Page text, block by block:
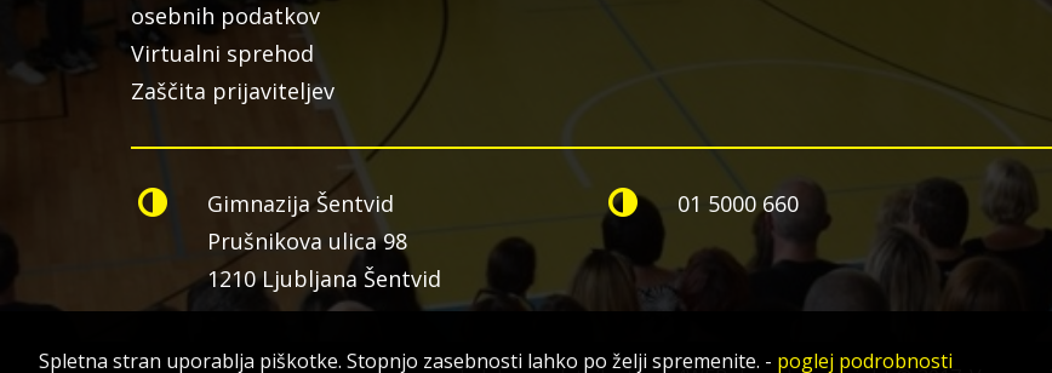
Spletna stran uporablja piškotke. Stopnjo zasebnosti lahko po želji spremenite. - poglej podrobnosti
osebnih podatkov
Virtualni sprehod
Zaščita prijaviteljev
Gimnazija Šentvid
Prušnikova ulica 98
1210 Ljubljana Šentvid
01 5000 660